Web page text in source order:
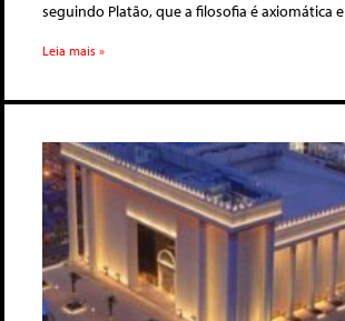
seguindo Platão, que a filosofia é axiomática e
Leia mais »